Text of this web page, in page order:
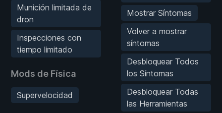
Munición limitada de
dron
Inspecciones con
tiempo limitado
Mods de Física
Supervelocidad
Mostrar Síntomas
Volver a mostrar
síntomas
Desbloquear Todos
los Síntomas
Desbloquear Todas
las Herramientas